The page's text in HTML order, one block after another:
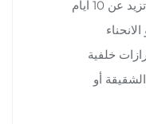
10 أيام
خلفية
أو